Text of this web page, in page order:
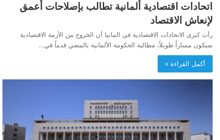
اتحادات اقتصادية ألمانية تطالب بإصلاحات أعمق
لإنعاش الاقتصاد
رأت كبرى الاتحادات الاقتصادية في المانيا أن الخروج من الأزمة الاقتصادية
سيكون مساراً طويلاً، مطالبة الحكومة الألمانية بالمضي قدماً في…
أكمل القراءة »